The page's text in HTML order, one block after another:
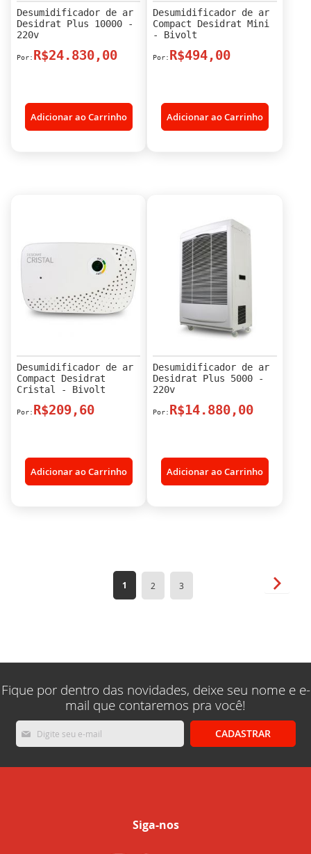
Desumidificador de ar
Desidrat Plus 10000 -
220v
R$24.830,00
Adicionar ao Carrinho
Desumidificador de ar
Compact Desidrat Mini
- Bivolt
R$494,00
Adicionar ao Carrinho
Desumidificador de ar
Compact Desidrat
Cristal - Bivolt
R$209,60
Adicionar ao Carrinho
Desumidificador de ar
Desidrat Plus 5000 -
220v
R$14.880,00
Adicionar ao Carrinho
Página
Você
1 Página
2 Página
3
Fique por dentro das novidades, deixe seu nome e e-
mail que contaremos pra você!
Inscreva-
se
nossa
CADASTRAR
Siga-nos